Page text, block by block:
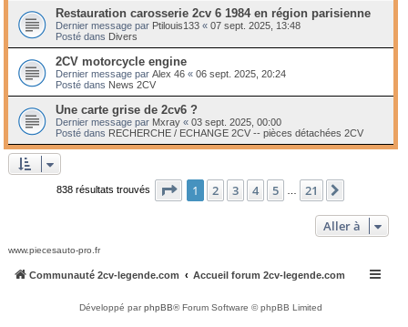
Restauration carosserie 2cv 6 1984 en région parisienne
Dernier message par Ptilouis133 « 07 sept. 2025, 13:48
Posté dans Divers
2CV motorcycle engine
Dernier message par Alex 46 « 06 sept. 2025, 20:24
Posté dans News 2CV
Une carte grise de 2cv6 ?
Dernier message par Mxray « 03 sept. 2025, 00:00
Posté dans RECHERCHE / ECHANGE 2CV -- pièces détachées 2CV
838 résultats trouvés Page 1sur21
1 2 3 4 5 21
Aller à
www.piecesauto-pro.fr
Communauté 2cv-legende.com Accueil forum 2cv-legende.com
Développé parphpBB® Forum Software © phpBB Limited